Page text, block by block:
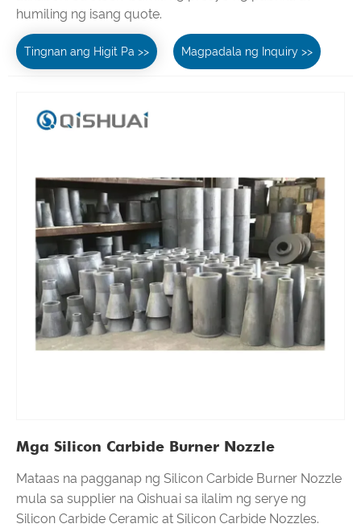
humiling ng isang quote.
Tingnan ang Higit Pa >> Magpadala ng Inquiry >>
Mga Silicon Carbide Burner Nozzle
Mataas na pagganap ng Silicon Carbide Burner Nozzle
mula sa supplier na Qishuai sa ilalim ng serye ng
Silicon Carbide Ceramic at Silicon Carbide Nozzles.